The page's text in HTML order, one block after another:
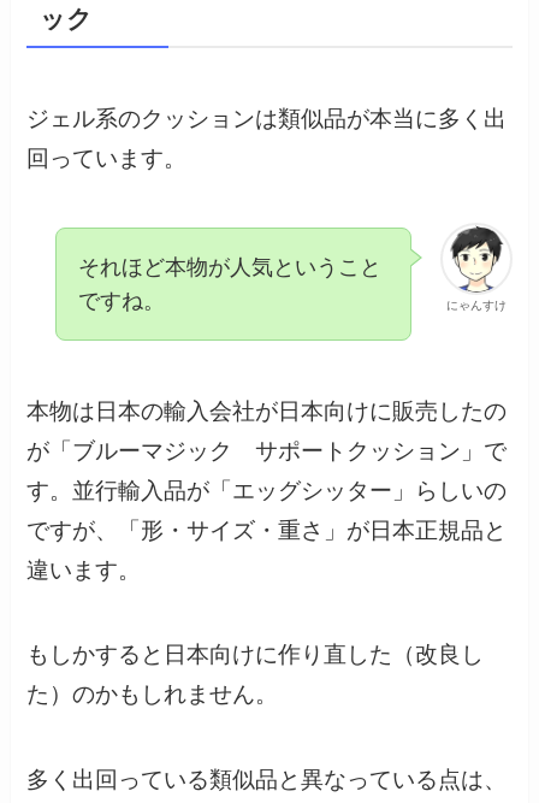
ック
ジェル系のクッションは類似品が本当に多く出
回っています。
にゃんすけ
それほど本物が人気ということ
ですね。
本物は日本の輸入会社が日本向けに販売したの
が「ブルーマジック サポートクッション」で
す。並行輸入品が「エッグシッター」らしいの
ですが、「形・サイズ・重さ」が日本正規品と
違います。
もしかすると日本向けに作り直した（改良し
た）のかもしれません。
多く出回っている類似品と異なっている点は、